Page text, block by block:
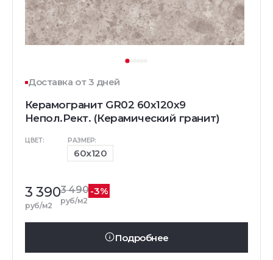
Доставка от 3 дней
Керамогранит GR02 60x120x9
Непол.Рект. (Керамический гранит)
ЦВЕТ: РАЗМЕР:
60x120
3 390
руб/м2
3 490
руб/м2
-3%
Подробнее